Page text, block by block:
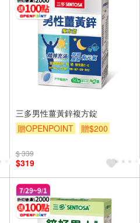
三多男性薑黃鋅複方錠
贈OPENPOINT
贈$200
$ 339
$319